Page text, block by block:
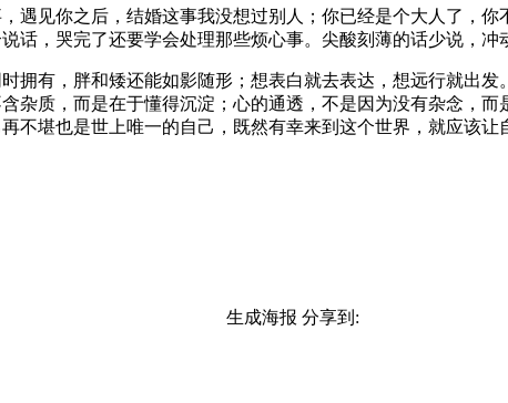
遇见你之后，结婚这事我没想过别人；你已经是个大人了，
话，哭完了还要学会处理那些烦心事。尖酸刻薄的话少说，冲
拥有，胖和矮还能如影随形；想表白就去表达，想远行就出
杂质，而是在于懂得沉淀；心的通透，不是因为没有杂念，
不堪也是世上唯一的自己，既然有幸来到这个世界，就应该让
生成海报 分享到: